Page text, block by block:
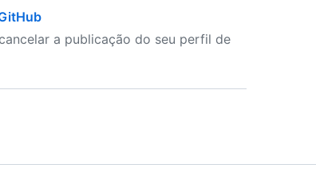
a publicação do seu perfil de